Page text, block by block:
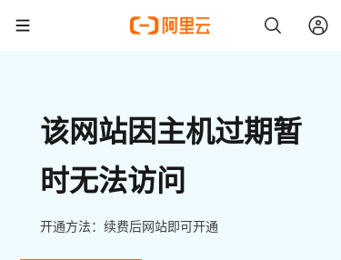
该网站因主机过期暂
时无法访问
开通方法：续费后网站即可开通